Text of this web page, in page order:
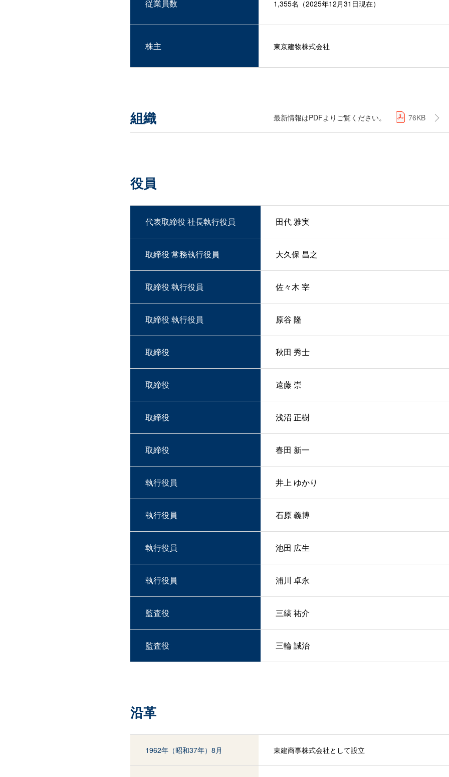
従業員数 1,355名（2025年12月31日現在）
株主 東京建物株式会社
組織 最新情報はPDFよりご覧ください。 76KB
役員
代表取締役 社長執行役員 田代 雅実
取締役 常務執行役員 大久保 昌之
取締役 執行役員 佐々木 宰
取締役 執行役員 原谷 隆
取締役 秋田 秀士
取締役 遠藤 崇
取締役 浅沼 正樹
取締役 春田 新一
執行役員 井上 ゆかり
執行役員 石原 義博
執行役員 池田 広生
執行役員 浦川 卓永
監査役 三縞 祐介
監査役 三輪 誠治
沿革
1962年（昭和37年）8月 東建商事株式会社として設立